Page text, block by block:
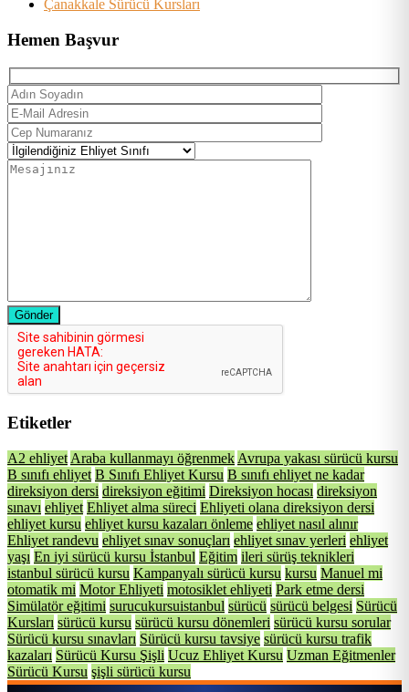
Çanakkale Sürücü Kursları
Hemen Başvur
Gönder
Etiketler
A2 ehliyet Araba kullanmayı öğrenmek Avrupa yakası sürücü kursu
B sınıfı ehliyet B Sınıfı Ehliyet Kursu B sınıfı ehliyet ne kadar
direksiyon dersi direksiyon eğitimi Direksiyon hocası direksiyon
sınavı ehliyet Ehliyet alma süreci Ehliyeti olana direksiyon dersi
ehliyet kursu ehliyet kursu kazaları önleme ehliyet nasıl alınır
Ehliyet randevu ehliyet sınav sonuçları ehliyet sınav yerleri ehliyet
yaşı En iyi sürücü kursu İstanbul Eğitim ileri sürüş teknikleri
istanbul sürücü kursu Kampanyalı sürücü kursu kursu Manuel mi
otomatik mi Motor Ehliyeti motosiklet ehliyeti Park etme dersi
Simülatör eğitimi surucukursuistanbul sürücü sürücü belgesi Sürücü
Kursları sürücü kursu sürücü kursu dönemleri sürücü kursu sorular
Sürücü kursu sınavları Sürücü kursu tavsiye sürücü kursu trafik
kazaları Sürücü Kursu Şişli Ucuz Ehliyet Kursu Uzman Eğitmenler
Sürücü Kursu şişli sürücü kursu